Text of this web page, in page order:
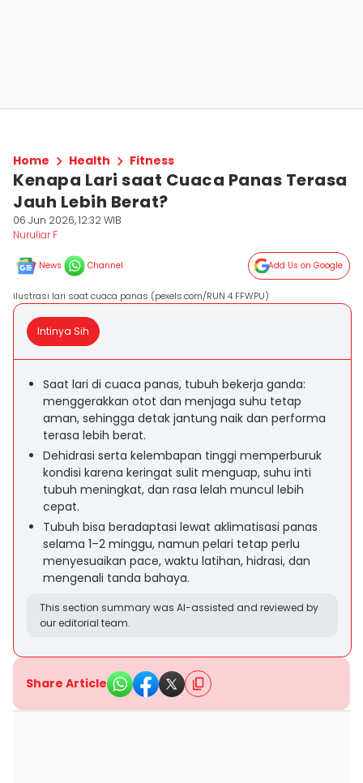
Home Health Fitness
Kenapa Lari saat Cuaca Panas Terasa
Jauh Lebih Berat?
06 Jun 2026, 12:32 WIB
Nuruliar F
News Channel Add Us on Google
ilustrasi lari saat cuaca panas (pexels.com/RUN 4 FFWPU)
Intinya Sih
Saat lari di cuaca panas, tubuh bekerja ganda:
menggerakkan otot dan menjaga suhu tetap
aman, sehingga detak jantung naik dan performa
terasa lebih berat.
Dehidrasi serta kelembapan tinggi memperburuk
kondisi karena keringat sulit menguap, suhu inti
tubuh meningkat, dan rasa lelah muncul lebih
cepat.
Tubuh bisa beradaptasi lewat aklimatisasi panas
selama 1–2 minggu, namun pelari tetap perlu
menyesuaikan pace, waktu latihan, hidrasi, dan
mengenali tanda bahaya.
This section summary was AI-assisted and reviewed by
our editorial team.
Share Article